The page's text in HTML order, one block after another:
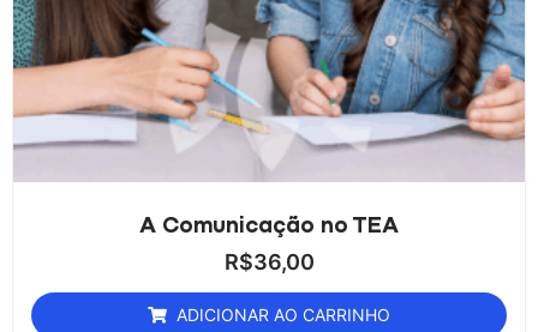
A Comunicação no TEA
R$36,00
ADICIONAR AO CARRINHO